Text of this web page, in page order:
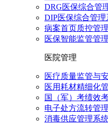
DRG医保综合管
DIP医保综合管理
病案首页质控管
医保智能监管管
医院管理
医疗质量监管与
医用耗材精细化
国（军）考绩效
电子处方流转管
消毒供应管理系